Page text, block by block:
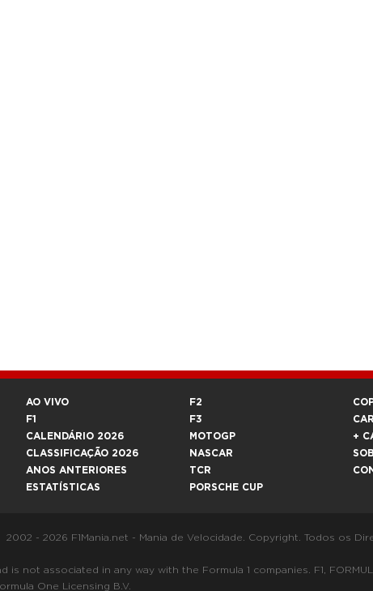
AO VIVO
F1
CALENDÁRIO 2026
CLASSIFICAÇÃO 2026
ANOS ANTERIORES
ESTATÍSTICAS
F2
F3
MOTOGP
NASCAR
TCR
PORSCHE CUP
+
2002 - 2026 F1Mania.net - Mania de Velocidade. Copyright. Todos os
not associated in any way with the Formula 1 companies. F1,
One Licensing B.V.